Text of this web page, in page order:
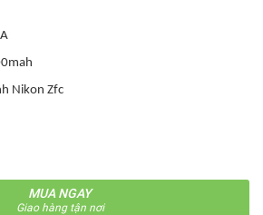
Nikon Zfc
MUA NGAY
Giao hàng tận nơi